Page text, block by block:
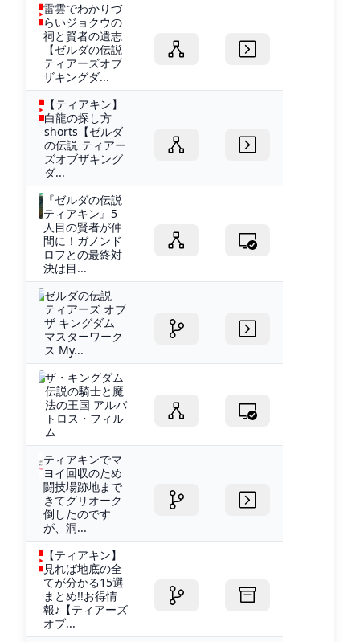
雷雲でわかりづ
らいジョクウの
祠と賢者の遺志
【ゼルダの伝説
ティアーズオブ
ザキングダ...
【ティアキン】
白龍の探し方
shorts【ゼルダ
の伝説 ティアー
ズオブザキング
ダ...
『ゼルダの伝説
ティアキン』5
人目の賢者が仲
間に！ガノンド
ロフとの最終対
決は目...
ゼルダの伝説
ティアーズ オブ
ザ キングダム
マスターワーク
ス My...
ザ・キングダム
伝説の騎士と魔
法の王国 アルバ
トロス・フィル
ム
ティアキンでマ
ヨイ回収のため
闘技場跡地まで
きてグリオーク
倒したのです
が、洞...
【ティアキン】
見れば地底の全
てが分かる15選
まとめ!!お得情
報♪【ティアーズ
オブ...